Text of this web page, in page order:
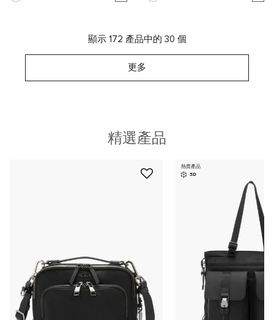
顯示 172 產品中的 30 個
更多
精選產品
熱賣產品
3D